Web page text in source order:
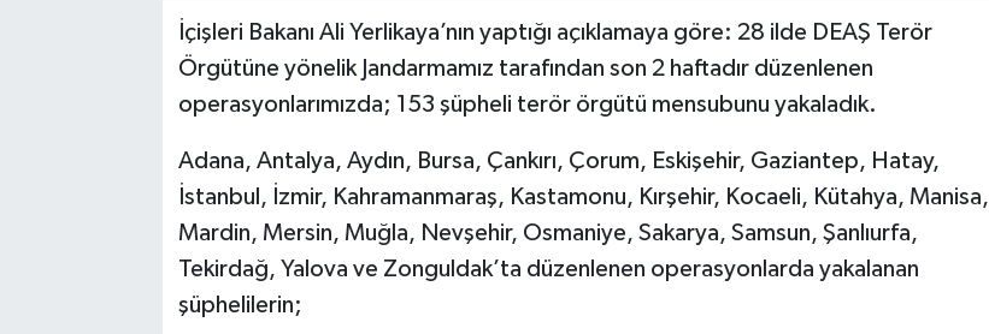
İçişleri Bakanı Ali Yerlikaya’nın yaptığı açıklamaya göre: 28 ilde DEAŞ Terör
Örgütüne yönelik Jandarmamız tarafından son 2 haftadır düzenlenen
operasyonlarımızda; 153 şüpheli terör örgütü mensubunu yakaladık.
Adana, Antalya, Aydın, Bursa, Çankırı, Çorum, Eskişehir, Gaziantep, Hatay,
İstanbul, İzmir, Kahramanmaraş, Kastamonu, Kırşehir, Kocaeli, Kütahya, Manisa,
Mardin, Mersin, Muğla, Nevşehir, Osmaniye, Sakarya, Samsun, Şanlıurfa,
Tekirdağ, Yalova ve Zonguldak’ta düzenlenen operasyonlarda yakalanan
şüphelilerin;
Bilim, Teknoloji